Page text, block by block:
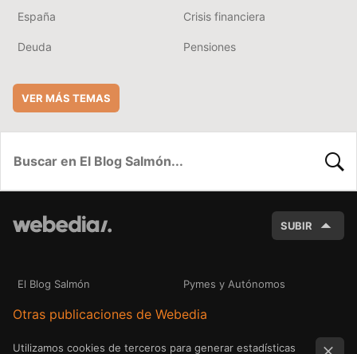
España Crisis financiera
Deuda Pensiones
VER MÁS TEMAS
SUBIR
El Blog Salmón Pymes y Autónomos
Otras publicaciones de Webedia
Utilizamos cookies de terceros para generar estadísticas